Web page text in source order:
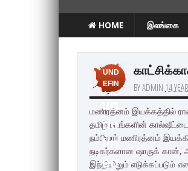
HOME இலங்கை
UND
EFIN
ED
un
de
fin
ed
BY ADMIN 14
மணிரத்னம் இயக்கத்தில்
தமிழ் படங்களின்
நம்பியார் மணிரத்னம்
நடிகர்களான ஷாருக் கான்,
இந்தியிலும் எடுக்கப்படும்